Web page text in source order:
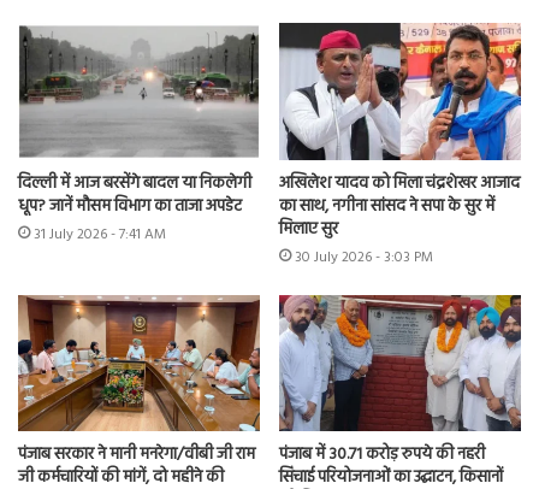
दिल्ली में आज बरसेंगे बादल या निकलेगी
धूप? जानें मौसम विभाग का ताजा अपडेट
31 July 2026 - 7:41 AM
अखिलेश यादव को मिला चंद्रशेखर आजाद
का साथ, नगीना सांसद ने सपा के सुर में
मिलाए सुर
30 July 2026 - 3:03 PM
पंजाब सरकार ने मानी मनरेगा/वीबी जी राम
जी कर्मचारियों की मांगें, दो महीने की
पंजाब में 30.71 करोड़ रुपये की नहरी
सिंचाई परियोजनाओं का उद्घाटन, किसानों